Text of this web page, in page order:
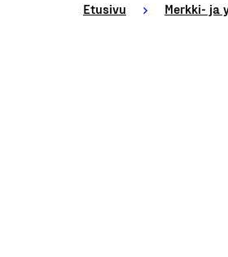
Etusivu Merkki- ja